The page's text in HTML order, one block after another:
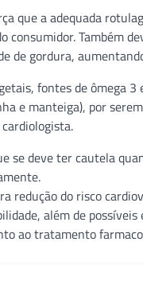
que a adequada
consumidor. Também
de gordura,
fontes de ômega
e manteiga), por
se deve ter cautela
redução do risco
além de
ao tratamento